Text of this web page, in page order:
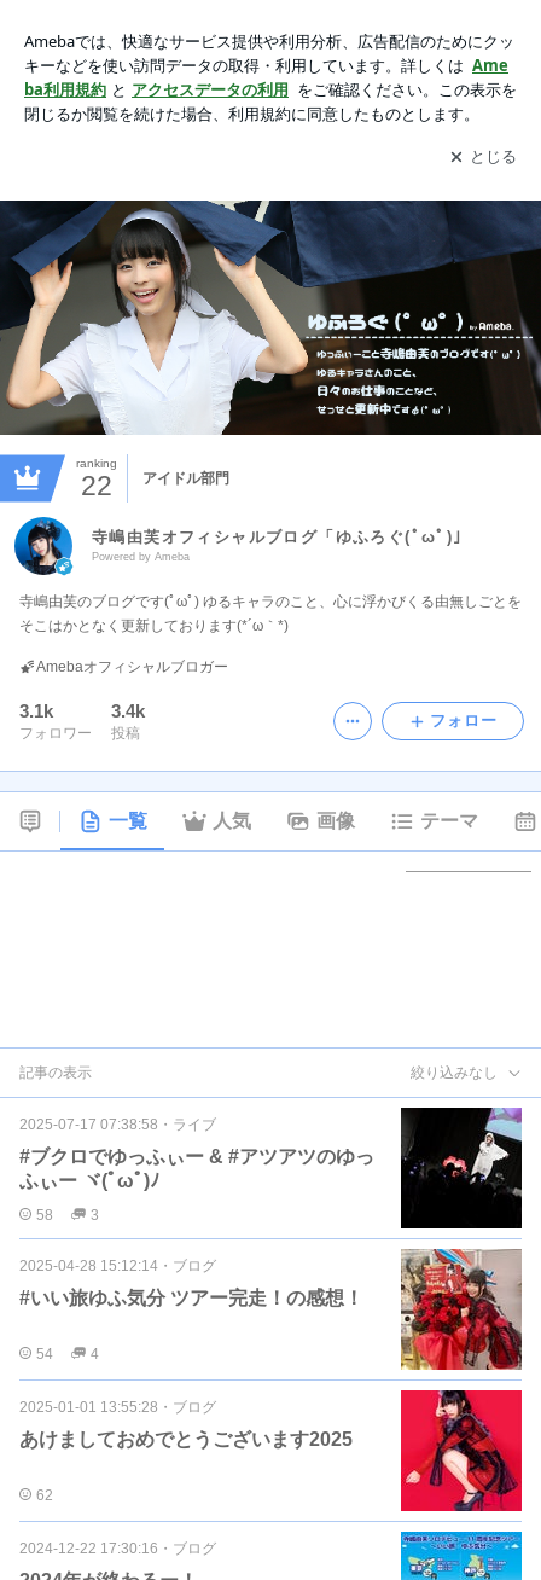
meba
アプリをダウンロードして ブログの更新通知
を受け取りまし
ょう。
開く
ranking
22 アイドル部門
寺嶋由芙オフィシャルブログ「ゆふろぐ(ﾟωﾟ)」
Powered by Ameba
寺嶋由芙のブログです(ﾟωﾟ) ゆるキャラのこと、心に浮かびくる由無しごとを
そこはかとなく更新しております(*´ω｀*)
Amebaオフィシャルブロガー
3.1k
フォロワー
3.4k
投稿
フォロー
一覧 人気 画像 テーマ
記事の表示 絞り込みなし
2025-07-17 07:38:58 ・ ライブ
#ブクロでゆっふぃー & #アツアツのゆっ
ふぃー ヾ(ﾟωﾟ)ﾉ
58 3
2025-04-28 15:12:14 ・ ブログ
#いい旅ゆふ気分 ツアー完走！の感想！
54 4
2025-01-01 13:55:28 ・ ブログ
あけましておめでとうございます2025
62
2024-12-22 17:30:16 ・ ブログ